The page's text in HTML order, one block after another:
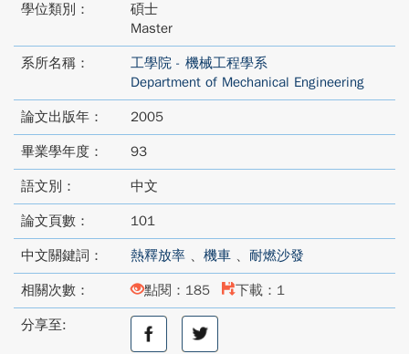
學位類別：
碩士
Master
系所名稱：
工學院 - 機械工程學系
Department of Mechanical Engineering
論文出版年： 2005
畢業學年度： 93
語文別： 中文
論文頁數： 101
中文關鍵詞： 熱釋放率 、 機車 、 耐燃沙發
相關次數： 點閱：185 下載：1
分享至:
分
分
享